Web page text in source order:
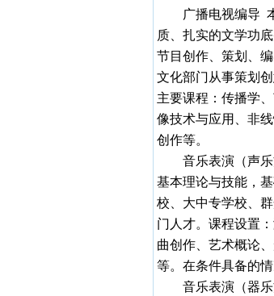
广播电视编导
质、扎实的文学功
节目创作、策划、
文化部门从事策划
主要课程：传播学
像技术与应用、非
创作等。
音乐表演（声乐
基本理论与技能，
校、大中专学校、
门人才。课程设置
曲创作、艺术概论
等。在条件具备的
音乐表演（器乐